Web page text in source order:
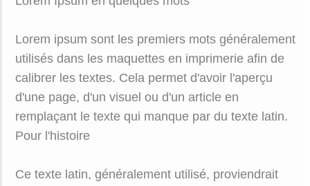
Lorem ipsum sont les premiers mots généralement
utilisés dans les maquettes en imprimerie afin de
calibrer les textes. Cela permet d'avoir l'aperçu
d'une page, d'un visuel ou d'un article en
remplaçant le texte qui manque par du texte latin.
Pour l'histoire
Ce texte latin, généralement utilisé, proviendrait